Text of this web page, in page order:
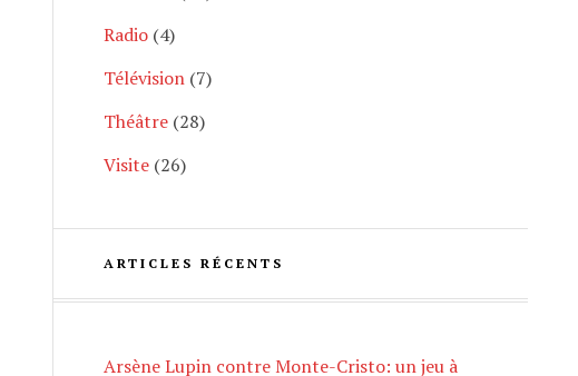
Radio(4)
Télévision(7)
Théâtre(28)
Visite(26)
ARTICLES RÉCENTS
Arsène Lupin contre Monte-Cristo: un jeu à